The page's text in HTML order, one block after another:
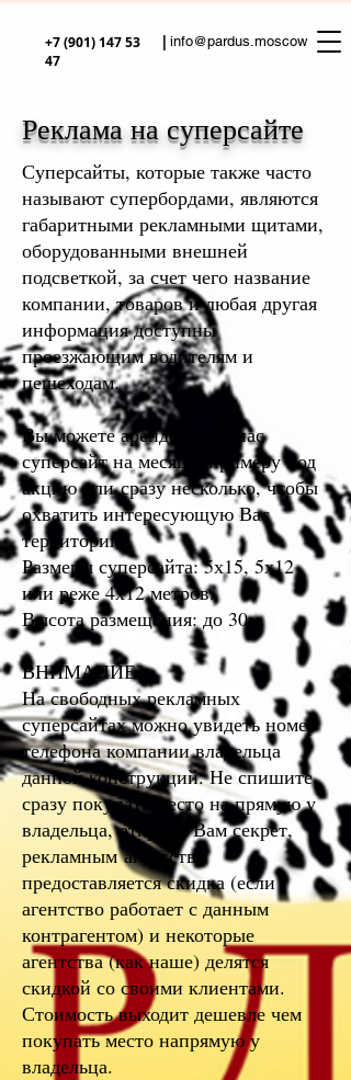
+7 (901) 147 53
47
| info@pardus.moscow
Реклама на суперсайте
Суперсайты, которые также часто
называют супербордами, являются
габаритными рекламными щитами,
оборудованными внешней
подсветкой, за счет чего название
компании, товаров и любая другая
информация доступны
проезжающим водителям и
пешеходам.
Вы можете арендовать у нас
суперсайт на месяц к примеру под
акцию или сразу несколько, чтобы
охватить интересующую Вас
территорию.
Размеры суперсайта: 5х15, 5х12
или реже 4х12 метров.
Высота размещения: до 30м.
ВНИМАНИЕ
На свободных рекламных
суперсайтах можно увидеть номер
телефона компании владельца
данной конструкций. Не спишите
сразу покупать место на прямую у
владельца, откроем Вам секрет,
рекламным агентства
предоставляется скидка (если
агентство работает с данным
контрагентом) и некоторые
агентства (как наше) делятся
скидкой со своими клиентами.
Стоимость выходит дешевле чем
покупать место напрямую у
владельца.